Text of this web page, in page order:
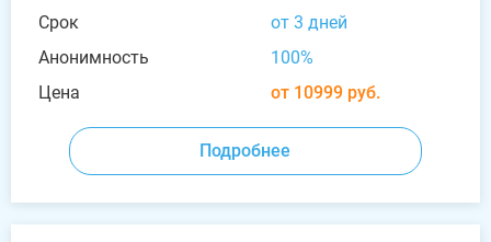
Срок
от 3 дней
Анонимность
100%
Цена
от 10999 руб.
Подробнее